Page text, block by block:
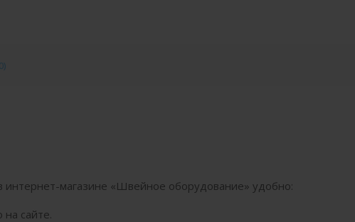
0)
интернет-магазине «Швейное оборудование» удобно:
на сайте.